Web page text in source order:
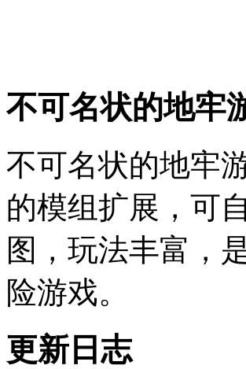
不可名状的地牢
不可名状的地牢
的模组扩展，可
图，玩法丰富，
险游戏。
更新日志